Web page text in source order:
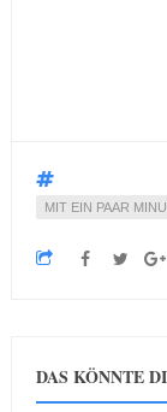
MIT EIN PAAR
DAS KÖNNTE